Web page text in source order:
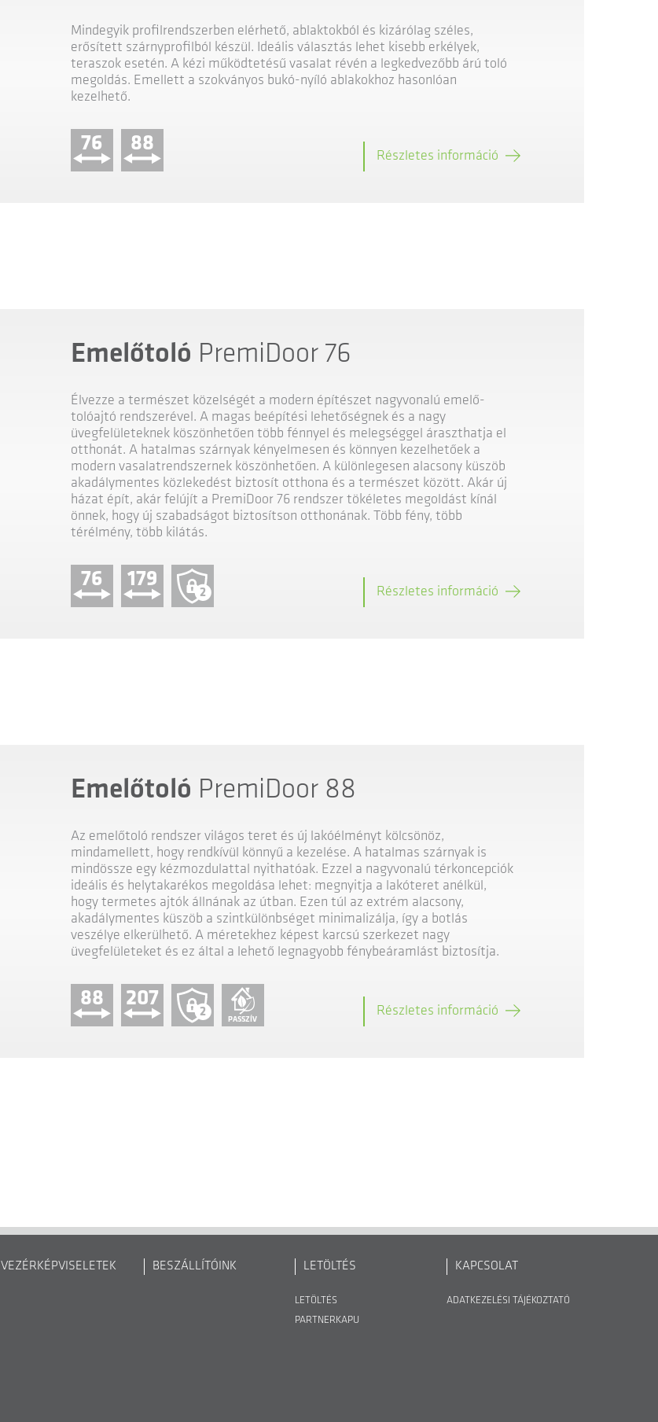
Mindegyik profilrendszerben elérhető, ablaktokból és kizárólag széles,
erősített szárnyprofilból készül. Ideális választás lehet kisebb erkélyek,
teraszok esetén. A kézi működtetésű vasalat révén a legkedvezőbb árú toló
megoldás. Emellett a szokványos bukó-nyíló ablakokhoz hasonlóan
kezelhető.
76 88
Részletes információ
Emelőtoló PremiDoor 76
Élvezze a természet közelségét a modern építészet nagyvonalú emelő-
tolóajtó rendszerével. A magas beépítési lehetőségnek és a nagy
üvegfelületeknek köszönhetően több fénnyel és melegséggel áraszthatja el
otthonát. A hatalmas szárnyak kényelmesen és könnyen kezelhetőek a
modern vasalatrendszernek köszönhetően. A különlegesen alacsony küszöb
akadálymentes közlekedést biztosít otthona és a természet között. Akár új
házat épít, akár felújít a PremiDoor 76 rendszer tökéletes megoldást kínál
önnek, hogy új szabadságot biztosítson otthonának. Több fény, több
térélmény, több kilátás.
76 179
2 Részletes információ
Emelőtoló PremiDoor 88
Az emelőtoló rendszer világos teret és új lakóélményt kölcsönöz,
mindamellett, hogy rendkívül könnyű a kezelése. A hatalmas szárnyak is
mindössze egy kézmozdulattal nyithatóak. Ezzel a nagyvonalú térkoncepciók
ideális és helytakarékos megoldása lehet: megnyitja a lakóteret anélkül,
hogy termetes ajtók állnának az útban. Ezen túl az extrém alacsony,
akadálymentes küszöb a szintkülönbséget minimalizálja, így a botlás
veszélye elkerülhető. A méretekhez képest karcsú szerkezet nagy
üvegfelületeket és ez által a lehető legnagyobb fénybeáramlást biztosítja.
88 207
2
PASSZÍV
Részletes információ
VEZÉRKÉPVISELETEK BESZÁLLÍTÓINK LETÖLTÉS
LETÖLTÉS
PARTNERKAPU
KAPCSOLAT
ADATKEZELÉSI TÁJÉKOZTATÓ